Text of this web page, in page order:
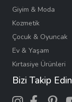
Giyim & Moda
Kozmetik
Çocuk & Oyuncak
Ev & Yaşam
Kırtasiye Ürünleri
Bizi Takip Edin